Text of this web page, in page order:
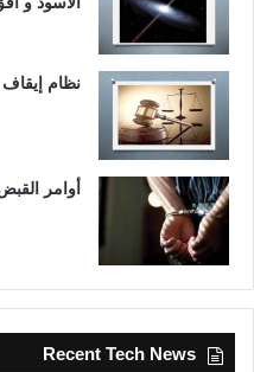
نظام إيقاف
أوامر
Recent Tech News